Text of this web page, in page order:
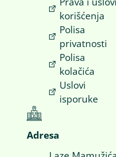
korišćenja
Polisa
privatnosti
Polisa
kolačića
Uslovi
isporuke
Adresa